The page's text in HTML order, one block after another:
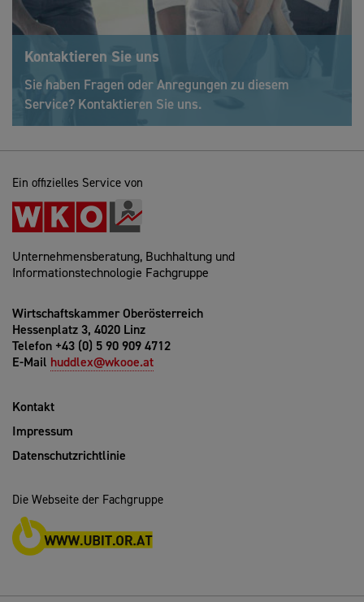
Kontaktieren Sie uns
Sie haben Fragen oder Anregungen zu diesem
Service? Kontaktieren Sie uns.
Ein offizielles Service von
Unternehmensberatung, Buchhaltung und
Informationstechnologie Fachgruppe
Wirtschaftskammer Oberösterreich
Hessenplatz 3, 4020 Linz
Telefon +43 (0) 5 90 909 4712
E-Mail huddlex@wkooe.at
Kontakt
Impressum
Datenschutzrichtlinie
Die Webseite der Fachgruppe